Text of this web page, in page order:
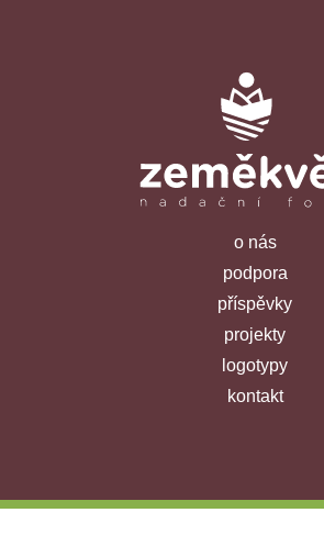
o nás
podpora
příspěvky
projekty
logotypy
kontakt